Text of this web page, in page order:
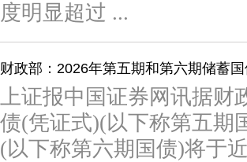
度明显超过 ...
财政部：2026年第五期和第六期储蓄
上证报中国证券网讯据财
债(凭证式)(以下称第五期
(以下称第六期国债)将于